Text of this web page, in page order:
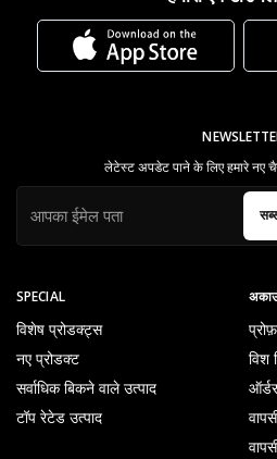
SPECIAL
विशेष प्रोडक्ट्स
नए प्रोडक्ट
सर्वाधिक बिकने वाले उत्पाद
टॉप रेटेड उत्पाद
विश
लेटेस्ट अपडेट पाने के लिए हमारे नए